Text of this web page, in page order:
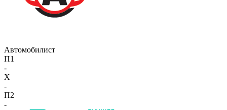
Автомобилист
П1
-
X
-
П2
-